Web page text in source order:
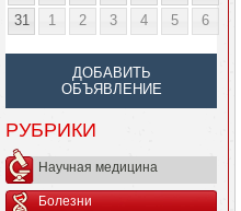
31
1 2 3 4 5 6
ДОБАВИТЬ
ОБЪЯВЛЕНИЕ
РУБРИКИ
Научная медицина
Болезни